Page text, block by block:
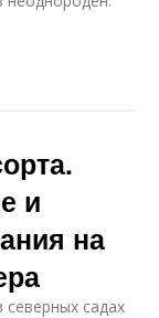
и
на
садах